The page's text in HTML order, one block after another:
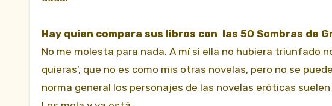
Hay quien compara sus libros con las 50 Sombras de
No me molesta para nada. A mí si ella no hubiera triunfado
quieras’, que no es como mis otras novelas, pero no se
norma general los personajes de las novelas eróticas